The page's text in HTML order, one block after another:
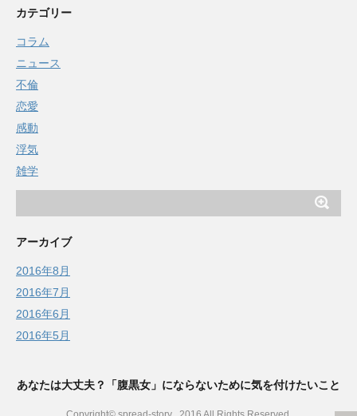
カテゴリー
コラム
ニュース
不倫
恋愛
感動
浮気
雑学
アーカイブ
2016年8月
2016年7月
2016年6月
2016年5月
あなたは大丈夫？「腹黒女」にならないために気を付けたいこと